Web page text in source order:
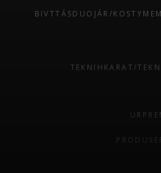
BIVTTÁSDUOJÁR/
TEKNIHKARAT/